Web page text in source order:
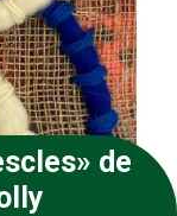
de